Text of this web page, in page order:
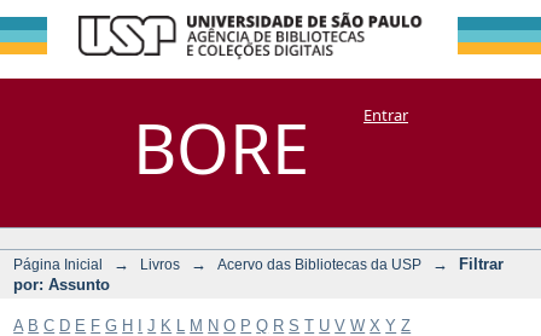
BORE
Filtrar por:
Assunto
DSpace/Manakin + CoriscoEntrar
Página Inicial → Livros → Acervo das Bibliotecas da USP →
Filtrar
por: Assunto
A B C D E F G H J K M N O P Q R S T U V W X Y Z